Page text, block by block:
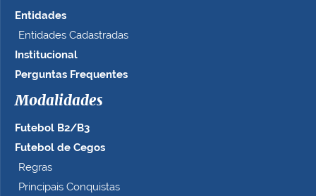
t
a
n
o
o
m
e
Entidades
Entidades Cadastradas
Institucional
Perguntas Frequentes
Modalidades
Futebol B2/B3
Futebol de Cegos
Regras
Principais Conquistas